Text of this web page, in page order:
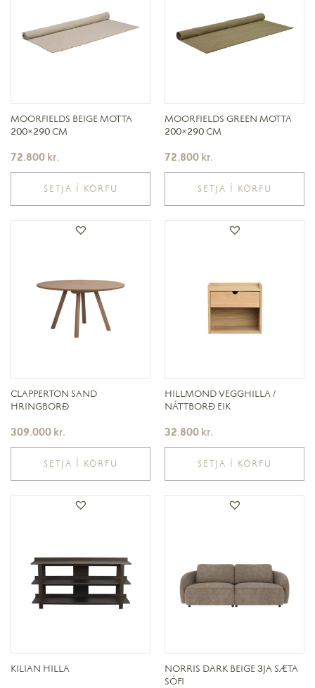
MOORFIELDS BEIGE MOTTA
200×290 CM
72.800 kr.
SETJA Í KÖRFU
MOORFIELDS GREEN MOTTA
200×290 CM
72.800 kr.
SETJA Í KÖRFU
CLAPPERTON SAND
HRINGBORÐ
309.000 kr.
SETJA Í KÖRFU
HILLMOND VEGGHILLA /
NÁTTBORÐ EIK
32.800 kr.
SETJA Í KÖRFU
KILIAN HILLA
NORRIS DARK BEIGE 3JA SÆTA
SÓFI